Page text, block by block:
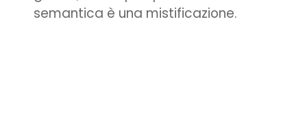
semantica è una mistificazione.